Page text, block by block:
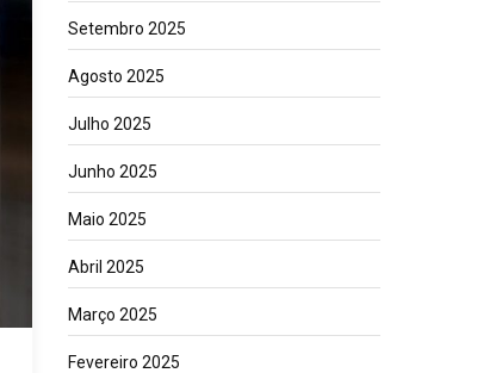
Setembro 2025
Agosto 2025
Julho 2025
Junho 2025
Maio 2025
Abril 2025
Março 2025
Fevereiro 2025